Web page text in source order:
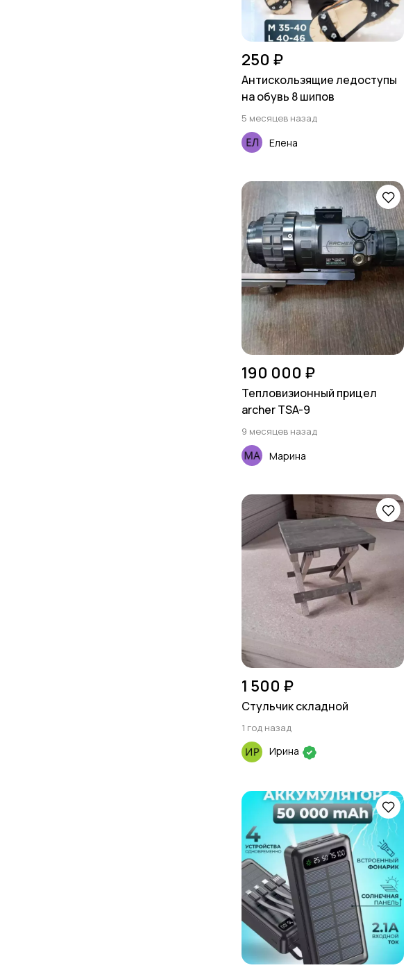
250 ₽
Антискользящие ледоступы
на обувь 8 шипов
5 месяцев назад
Елена
190 000 ₽
Тепловизионный прицел
archer TSA-9
9 месяцев назад
Марина
1 500 ₽
Стульчик складной
1 год назад
Ирина